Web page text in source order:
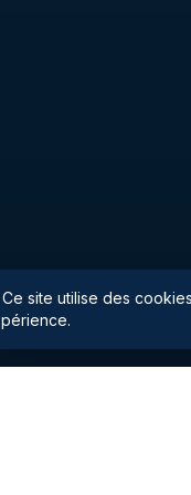
Ce site utilise des